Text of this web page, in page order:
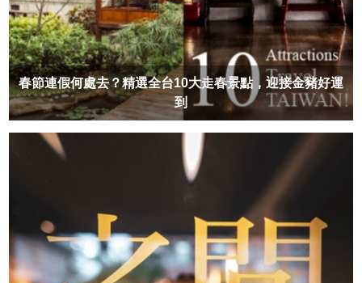
春節連假何處去？精選全台10大走春景點，迎接金豬好運
到